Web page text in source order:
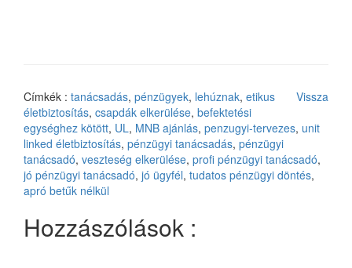
Vissza
Címkék : tanácsadás, pénzügyek, lehúznak, etikus
életbiztosítás, csapdák elkerülése, befektetési
egységhez kötött, UL, MNB ajánlás, penzugyi-tervezes, unit
linked életbiztosítás, pénzügyi tanácsadás, pénzügyi
tanácsadó, veszteség elkerülése, profi pénzügyi tanácsadó,
jó pénzügyi tanácsadó, jó ügyfél, tudatos pénzügyi döntés,
apró betűk nélkül
Hozzászólások :